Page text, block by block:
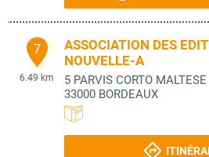
7
6.49 km
ASSOCIATION DES
NOUVELLE-A
5 PARVIS CORTO MALTESE
33000 BORDEAUX